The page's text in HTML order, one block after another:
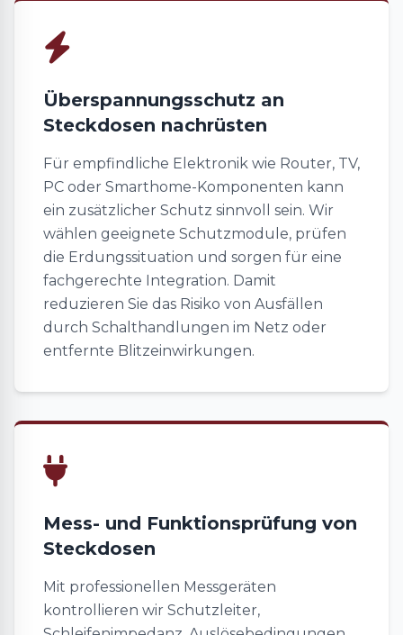
Überspannungsschutz an
Steckdosen nachrüsten
Für empfindliche Elektronik wie Router, TV,
PC oder Smarthome-Komponenten kann
ein zusätzlicher Schutz sinnvoll sein. Wir
wählen geeignete Schutzmodule, prüfen
die Erdungssituation und sorgen für eine
fachgerechte Integration. Damit
reduzieren Sie das Risiko von Ausfällen
durch Schalthandlungen im Netz oder
entfernte Blitzeinwirkungen.
Mess- und Funktionsprüfung von
Steckdosen
Mit professionellen Messgeräten
kontrollieren wir Schutzleiter,